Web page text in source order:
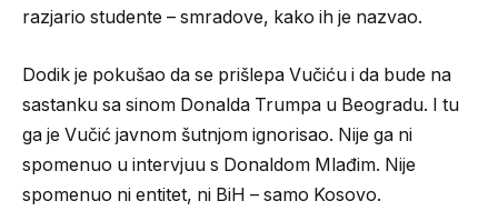
razjario studente – smradove, kako ih je nazvao.
Dodik je pokušao da se prišlepa Vučiću i da bude na
sastanku sa sinom Donalda Trumpa u Beogradu. I tu
ga je Vučić javnom šutnjom ignorisao. Nije ga ni
spomenuo u intervjuu s Donaldom Mlađim. Nije
spomenuo ni entitet, ni BiH – samo Kosovo.